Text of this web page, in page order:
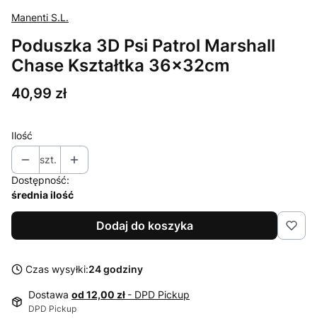
Manenti S.L.
Poduszka 3D Psi Patrol Marshall
Chase Kształtka 36x32cm
Cena
40,99 zł
Ilość
szt.
Dostępność:
średnia ilość
Dodaj do koszyka
Czas wysyłki:24 godziny
Dostawa od 12,00 zł - DPD Pickup
DPD Pickup